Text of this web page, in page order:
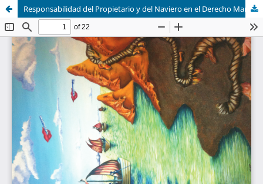
Responsabilidad del Propietario y del Naviero en el Derecho Marítimo Hondureño